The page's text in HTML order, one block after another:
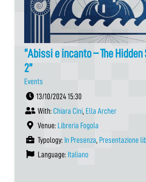
“Abissi e incanto – The
2”
Events
13/10/2024 15:30
With: Chiara Cini, Ella Archer
Venue: Libreria Fogola
Typology: In Presenza, Presentazione
Language: Italiano